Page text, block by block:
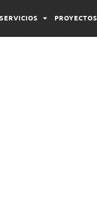
SERVICIOS PROYECTOS